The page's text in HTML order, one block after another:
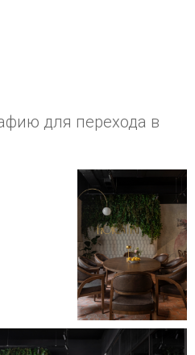
для перехода в